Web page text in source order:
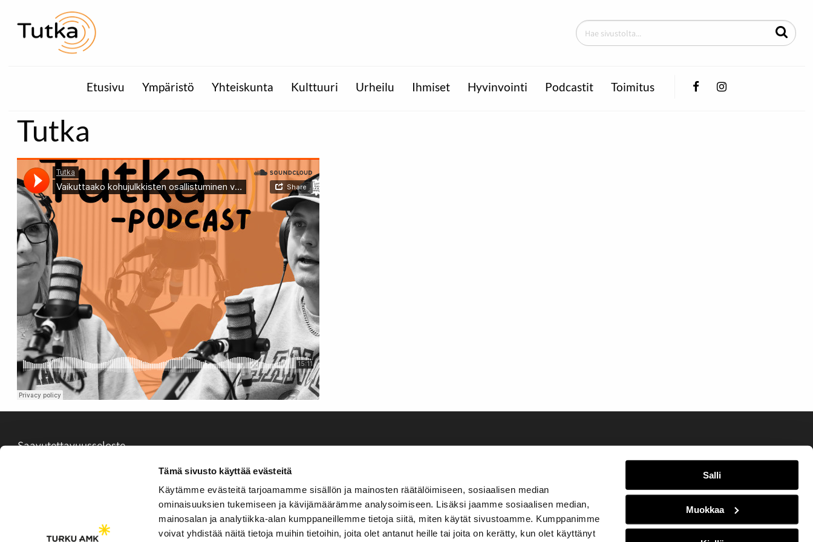
Tämä sivusto käyttää evästeitä
Käytämme evästeitä tarjoamamme sisällön ja mainosten räätälöimiseen, sosiaalisen median
ominaisuuksien tukemiseen ja kävijämäärämme analysoimiseen. Lisäksi jaamme sosiaalisen median,
mainosalan ja analytiikka-alan kumppaneillemme tietoja siitä, miten käytät sivustoamme. Kumppanimme
voivat yhdistää näitä tietoja muihin tietoihin, joita olet antanut heille tai joita on kerätty, kun olet käyttänyt
Salli
Muokkaa
Etusivu Ympäristö Yhteiskunta Kulttuuri Urheilu Ihmiset Hyvinvointi Podcastit Toimitus FacebookInstagram
Tutka
Saavutettavuusseloste